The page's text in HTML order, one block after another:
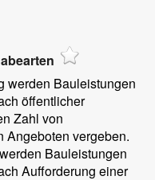
werden Bauleistungen
öffentlicher
Zahl von
Angeboten vergeben.
Bauleistungen
Aufforderung einer